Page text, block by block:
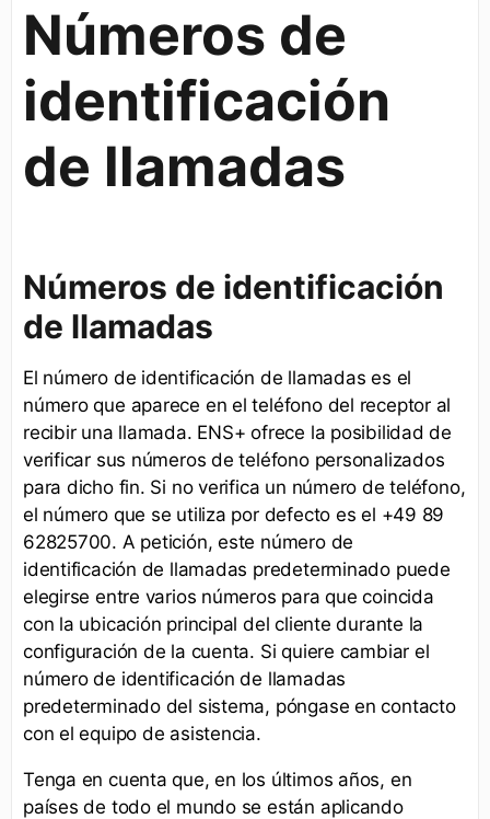
Números de
identificación
de llamadas
Números de identificación
de llamadas
El número de identificación de llamadas es el
número que aparece en el teléfono del receptor al
recibir una llamada. ENS+ ofrece la posibilidad de
verificar sus números de teléfono personalizados
para dicho fin. Si no verifica un número de teléfono,
el número que se utiliza por defecto es el +49 89
62825700. A petición, este número de
identificación de llamadas predeterminado puede
elegirse entre varios números para que coincida
con la ubicación principal del cliente durante la
configuración de la cuenta. Si quiere cambiar el
número de identificación de llamadas
predeterminado del sistema, póngase en contacto
con el equipo de asistencia.
Tenga en cuenta que, en los últimos años, en
países de todo el mundo se están aplicando